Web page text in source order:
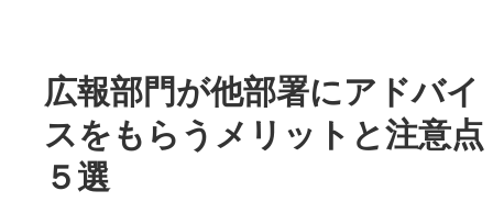
広報部門が他部署にアドバイ
スをもらうメリットと注意点
５選